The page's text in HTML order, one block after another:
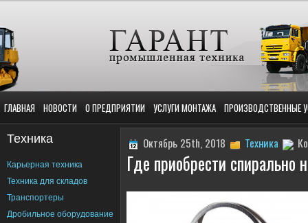
ГЛАВНАЯ НОВОСТИ О ПРЕДПРИЯТИИ УСЛУГИ МОНТАЖА ПРОИЗВОДСТВЕННЫЕ
Техника
Карьерная техника
Техника для складов
Транспортеры
Дробильное оборудование
Октябрь 25th, 2018 Техника
Где приобрести спирально